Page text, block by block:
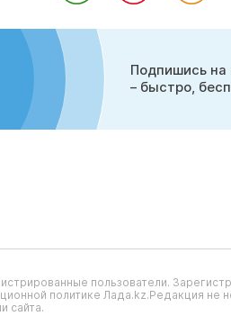
Подпишись на
– быстро,
пользователи.
политике Лада.kz.Редакция не
сайта.